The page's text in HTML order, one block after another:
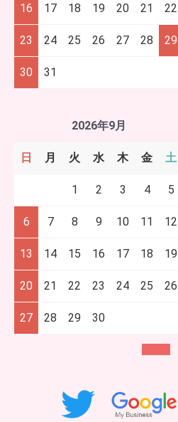
16 17 18 19 20 21 22
23 24 25 26 27 28 29
30 31
2026年9月
日 月 火 水 木 金 土
1 2 3 4 5
6 7 8 9 10 11 12
13 14 15 16 17 18 19
20 21 22 23 24 25 26
27 28 29 30